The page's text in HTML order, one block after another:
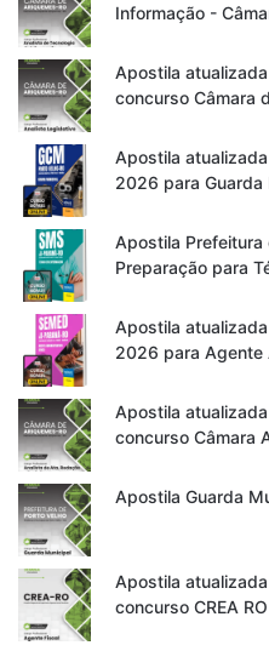
Informação -
Apostila
concurso Câmara
Apostila
2026 para Guarda
Apostila
Preparação para
Apostila
2026 para Agente
Apostila
concurso Câmara
Apostila Guarda
Apostila
concurso CREA